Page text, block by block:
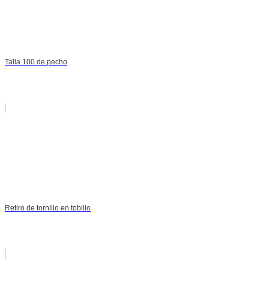
Talla 100 de pecho
Retiro de tornillo en tobillo